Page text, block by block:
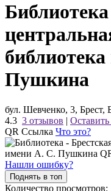
Пушкина
бул. Шевченко, 3, Брест,
4.3 3 отзывов | Оставить
QR Ссылка Что это?
Нашли ошибку?
Поднять в топ
Количество просмотров: